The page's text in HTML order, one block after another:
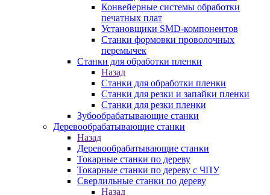
Конвейерные системы обработки
печатных плат
Установщики SMD-компонентов
Станки формовки проволочных
перемычек
Станки для обработки пленки
Назад
Станки для обработки пленки
Станки для резки и запайки пленки
Станки для резки пленки
Зубообрабатывающие станки
Деревообрабатывающие станки
Назад
Деревообрабатывающие станки
Токарные станки по дереву
Токарные станки по дереву с ЧПУ
Сверлильные станки по дереву
Назад